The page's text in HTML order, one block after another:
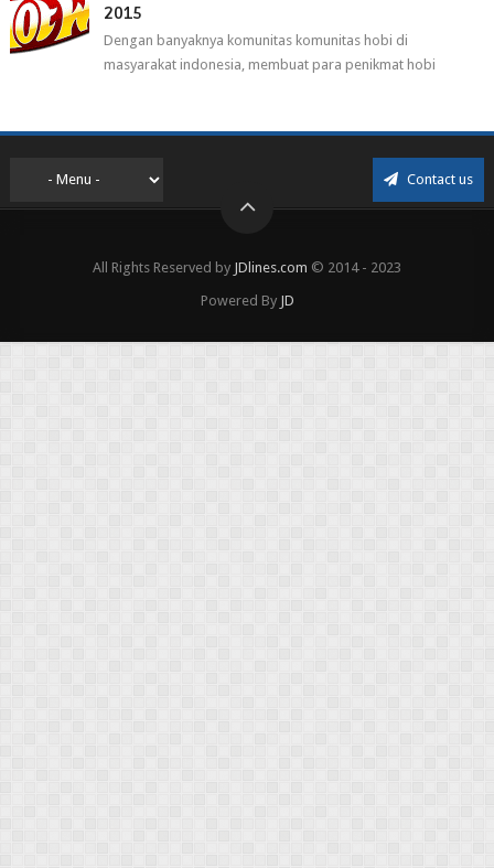
2015
Dengan banyaknya komunitas komunitas hobi di
masyarakat indonesia, membuat para penikmat hobi
Contact us
All Rights Reserved by JDlines.com © 2014 - 2023
Powered By JD